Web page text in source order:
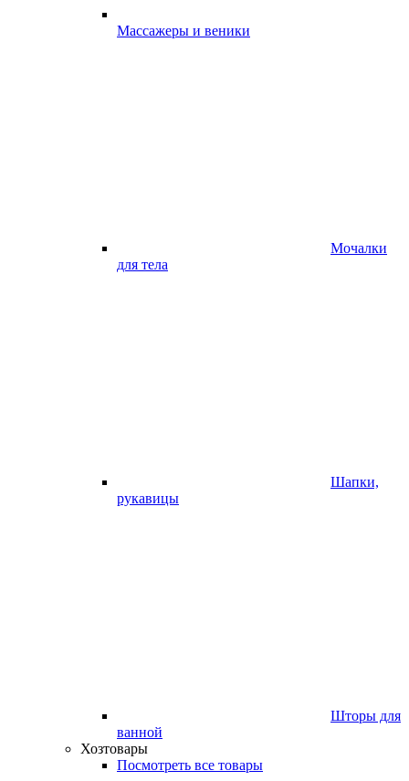
Массажеры и веники
Мочалки
для тела
Шапки,
рукавицы
Шторы для
ванной
Хозтовары
Посмотреть все товары